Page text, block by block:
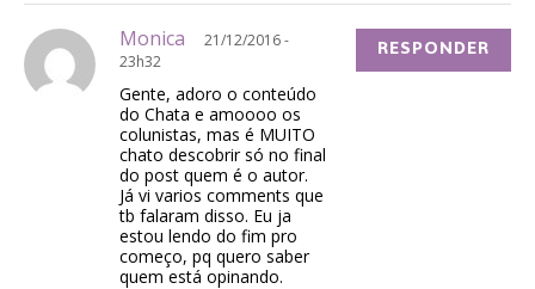
Monica
21/12/2016 -
23h32
Gente, adoro o conteúdo
do Chata e amoooo os
colunistas, mas é MUITO
chato descobrir só no final
do post quem é o autor.
Já vi varios comments que
tb falaram disso. Eu ja
estou lendo do fim pro
começo, pq quero saber
quem está opinando.
RESPONDER